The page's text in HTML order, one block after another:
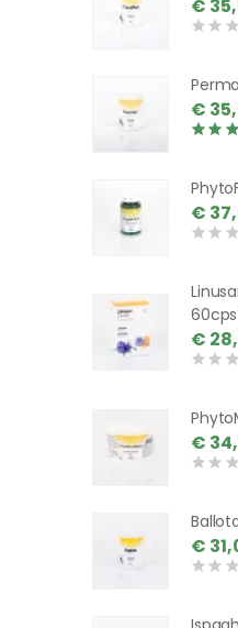
€
€
€
€
€
€